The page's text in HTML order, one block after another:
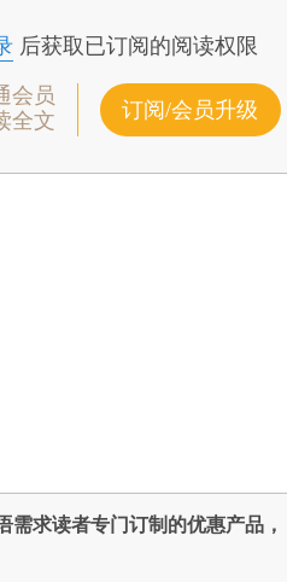
后获取已订阅的阅读权限
会员
全文
订阅/会员升级
求读者专门订制的优惠产品，